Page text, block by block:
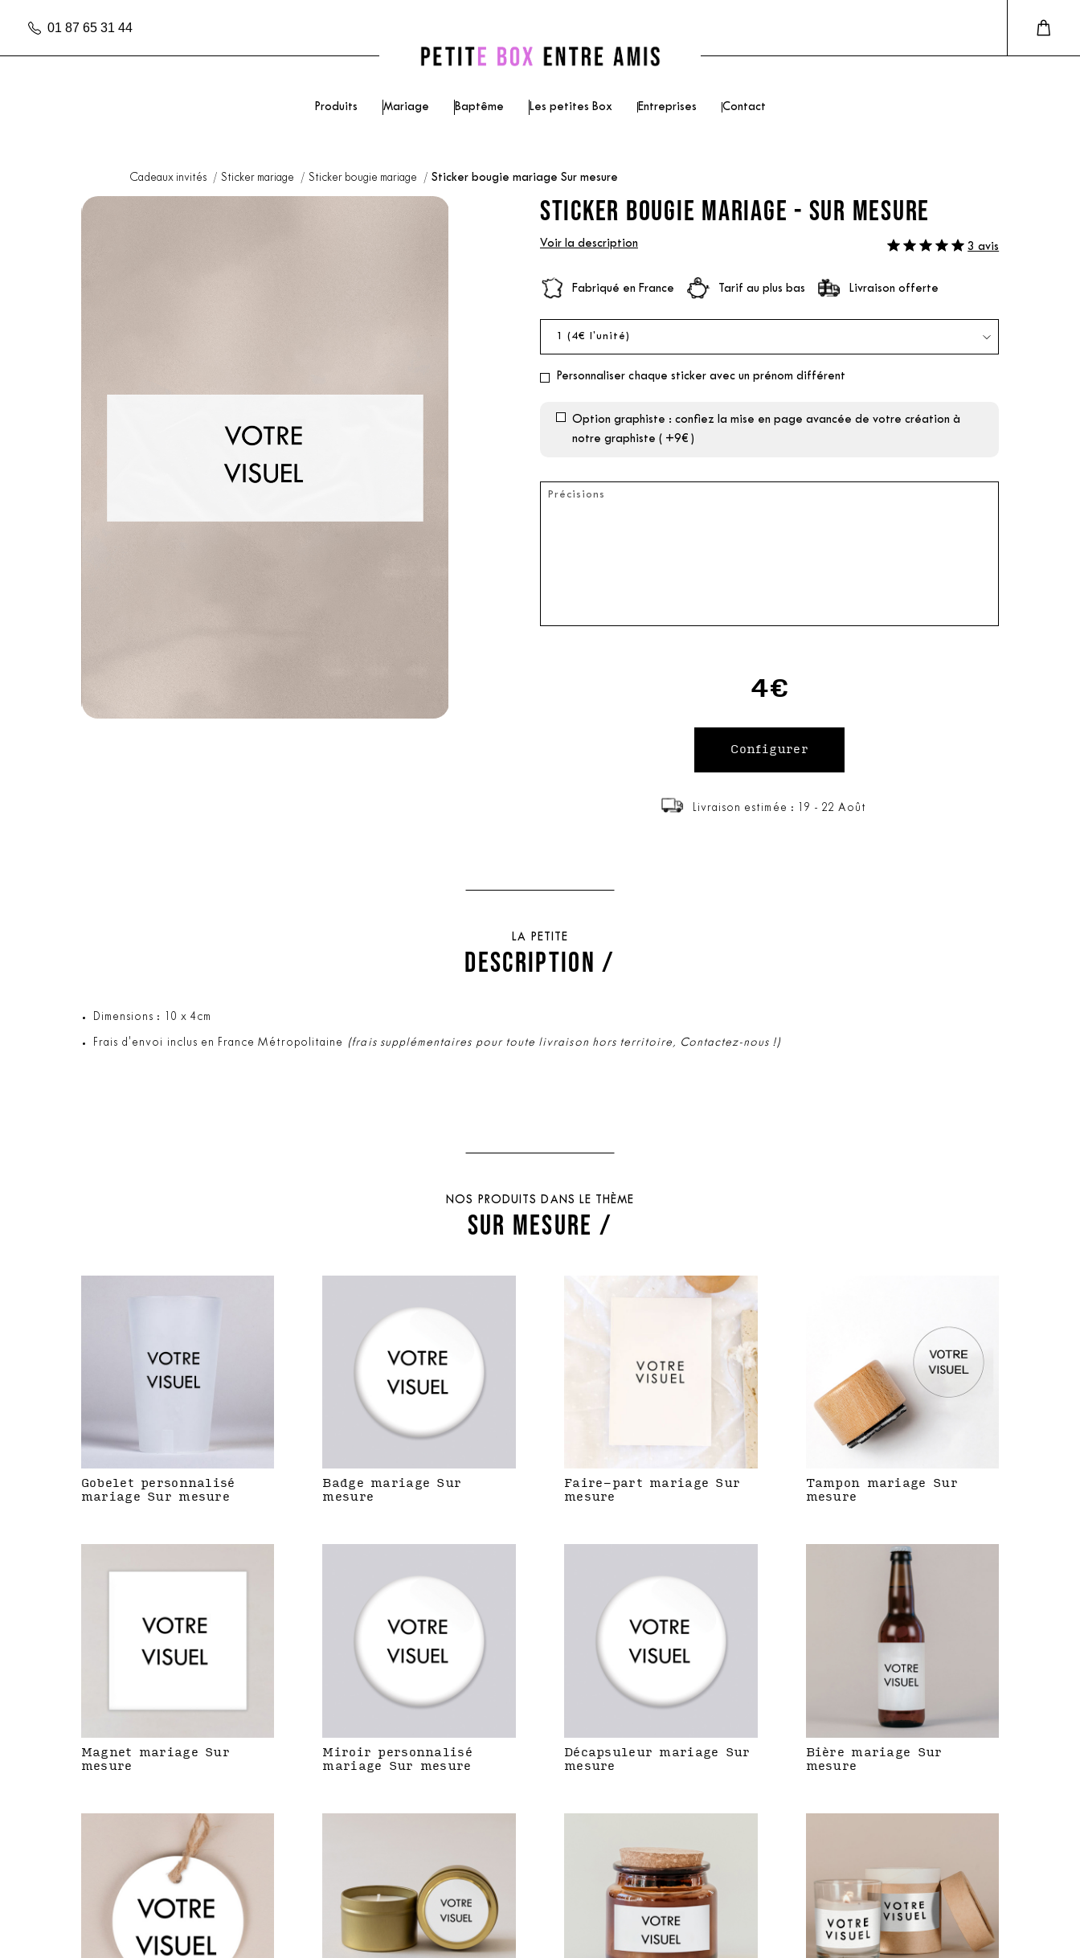
01 87 65 31 44
Produits Mariage Baptême Les petites Box Entreprises Contact
Cadeaux invités Sticker mariage Sticker bougie mariage Sticker bougie mariage Sur mesure
STICKER BOUGIE MARIAGE - SUR MESURE
Voir la description 3 avis
Fabriqué en France Tarif au plus bas Livraison offerte
Personnaliser chaque sticker avec un prénom différent
Option graphiste : confiez la mise en page avancée de votre création à
notre graphiste ( +9€ )
4€
Livraison estimée : 19 - 22 Août
LA PETITE
DESCRIPTION /
Dimensions : 10 x 4cm
Frais d'envoi inclus en France Métropolitaine (frais supplémentaires pour toute livraison hors territoire, Contactez-nous !)
NOS PRODUITS DANS LE THÈME
SUR MESURE /
Gobelet personnalisé
mariage Sur mesure
Badge mariage Sur
mesure
Faire-part mariage Sur
mesure
Tampon mariage Sur
mesure
Magnet mariage Sur
mesure
Miroir personnalisé
mariage Sur mesure
Décapsuleur mariage Sur
mesure
Bière mariage Sur
mesure